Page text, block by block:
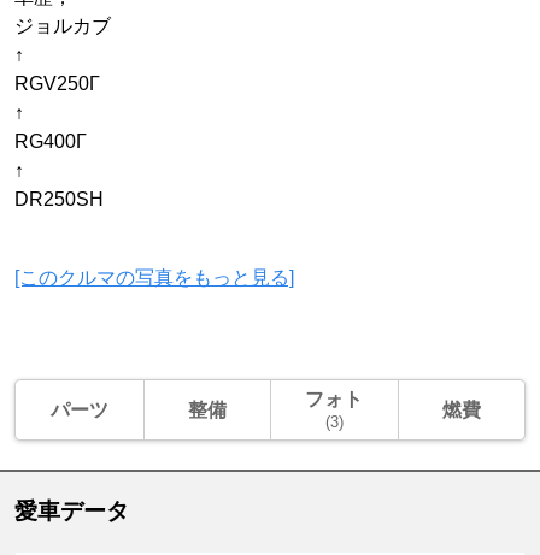
ジョルカブ
↑
RGV250Γ
↑
RG400Γ
↑
DR250SH
[このクルマの写真をもっと見る]
パーツ 整備 フォト
(3)
燃費
愛車データ